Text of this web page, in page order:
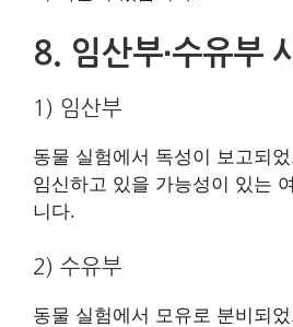
8. 임산부∙수유부
1) 임산부
동물 실험에서 독성이 보고되
임신하고 있을 가능성이 있는
니다.
2) 수유부
동물 실험에서 모유로 분비되